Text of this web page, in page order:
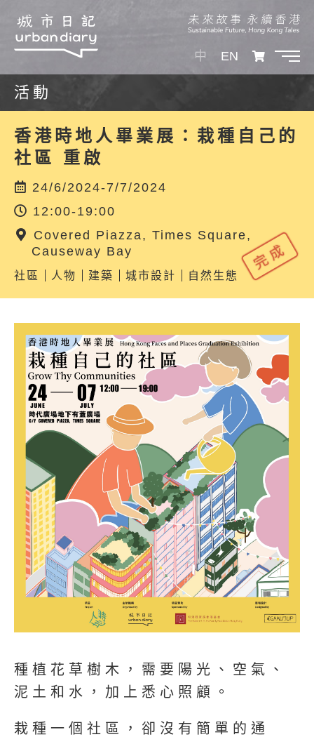
中 EN
活動
香港時地人畢業展：栽種自己的
社區 重啟
24/6/2024-7/7/2024
12:00-19:00
Covered Piazza, Times Square,
Causeway Bay
社區 人物 建築 城市設計 自然生態
種植花草樹木，需要陽光、空氣、
泥土和水，加上悉心照顧。
栽種一個社區，卻沒有簡單的通